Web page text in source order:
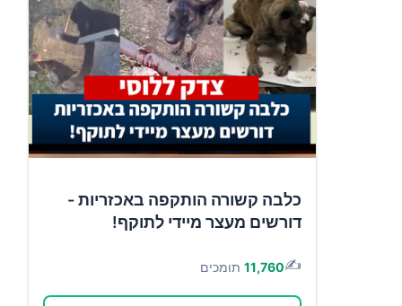
כלבה קשורה הותקפה באכזריות -
דורשים מעצר מיידי לתוקף!
✍️
11,760 תומכים